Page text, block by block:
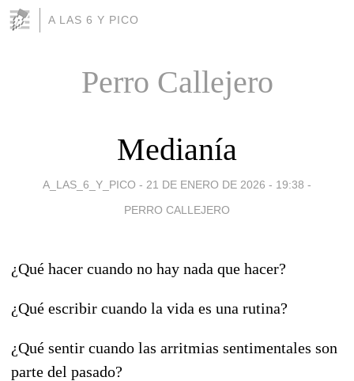
A LAS 6 Y PICO
Perro Callejero
Medianía
A_LAS_6_Y_PICO - 21 DE ENERO DE 2026 - 19:38 -
PERRO CALLEJERO
¿Qué hacer cuando no hay nada que hacer?
¿Qué escribir cuando la vida es una rutina?
¿Qué sentir cuando las arritmias sentimentales son
parte del pasado?